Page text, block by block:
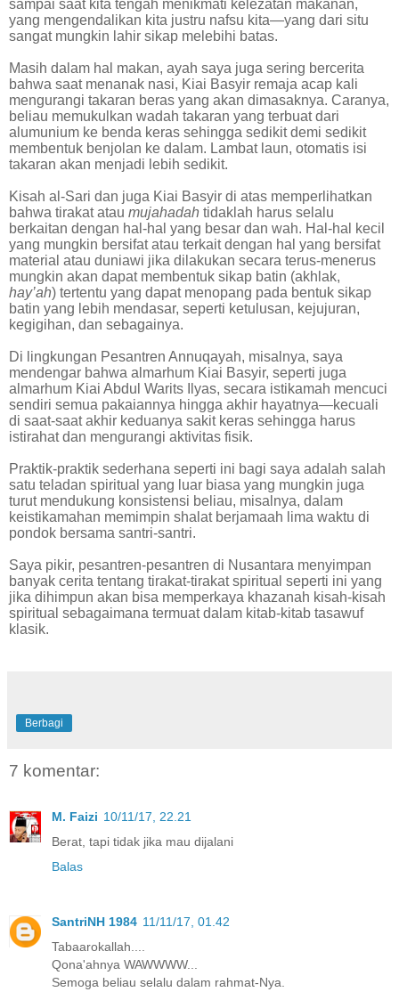
sampai saat kita tengah menikmati kelezatan makanan,
yang mengendalikan kita justru nafsu kita—yang dari situ
sangat mungkin lahir sikap melebihi batas.
Masih dalam hal makan, ayah saya juga sering bercerita
bahwa saat menanak nasi, Kiai Basyir remaja acap kali
mengurangi takaran beras yang akan dimasaknya. Caranya,
beliau memukulkan wadah takaran yang terbuat dari
alumunium ke benda keras sehingga sedikit demi sedikit
membentuk benjolan ke dalam. Lambat laun, otomatis isi
takaran akan menjadi lebih sedikit.
Kisah al-Sari dan juga Kiai Basyir di atas memperlihatkan
bahwa tirakat atau mujahadah tidaklah harus selalu
berkaitan dengan hal-hal yang besar dan wah. Hal-hal kecil
yang mungkin bersifat atau terkait dengan hal yang bersifat
material atau duniawi jika dilakukan secara terus-menerus
mungkin akan dapat membentuk sikap batin (akhlak,
hay’ah) tertentu yang dapat menopang pada bentuk sikap
batin yang lebih mendasar, seperti ketulusan, kejujuran,
kegigihan, dan sebagainya.
Di lingkungan Pesantren Annuqayah, misalnya, saya
mendengar bahwa almarhum Kiai Basyir, seperti juga
almarhum Kiai Abdul Warits Ilyas, secara istikamah mencuci
sendiri semua pakaiannya hingga akhir hayatnya—kecuali
di saat-saat akhir keduanya sakit keras sehingga harus
istirahat dan mengurangi aktivitas fisik.
Praktik-praktik sederhana seperti ini bagi saya adalah salah
satu teladan spiritual yang luar biasa yang mungkin juga
turut mendukung konsistensi beliau, misalnya, dalam
keistikamahan memimpin shalat berjamaah lima waktu di
pondok bersama santri-santri.
Saya pikir, pesantren-pesantren di Nusantara menyimpan
banyak cerita tentang tirakat-tirakat spiritual seperti ini yang
jika dihimpun akan bisa memperkaya khazanah kisah-kisah
spiritual sebagaimana termuat dalam kitab-kitab tasawuf
klasik.
Berbagi
7 komentar:
M. Faizi 10/11/17, 22.21
Berat, tapi tidak jika mau dijalani
Balas
SantriNH 1984 11/11/17, 01.42
Tabaarokallah....
Qona'ahnya WAWWWW...
Semoga beliau selalu dalam rahmat-Nya.